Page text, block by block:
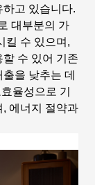
고 있습니다.
대부분의 가
킬 수 있으며,
수 있어 기존
을 낮추는 데
율성으로 기
에너지 절약과